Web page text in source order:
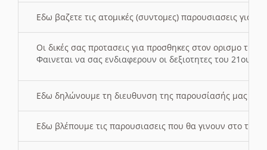
Εδω βαζετε τις ατομικές (συντομες) παρουσιασεις για
Οι δικές σας προτασεις για προσθηκες στον ορισμο
Φαινεται να σας ενδιαφερουν οι δεξιοτητες του 21ου
Εδω δηλώνουμε τη διευθυνση της παρουσίασής μας
Εδω βλέπουμε τις παρουσιασεις που θα γινουν στο